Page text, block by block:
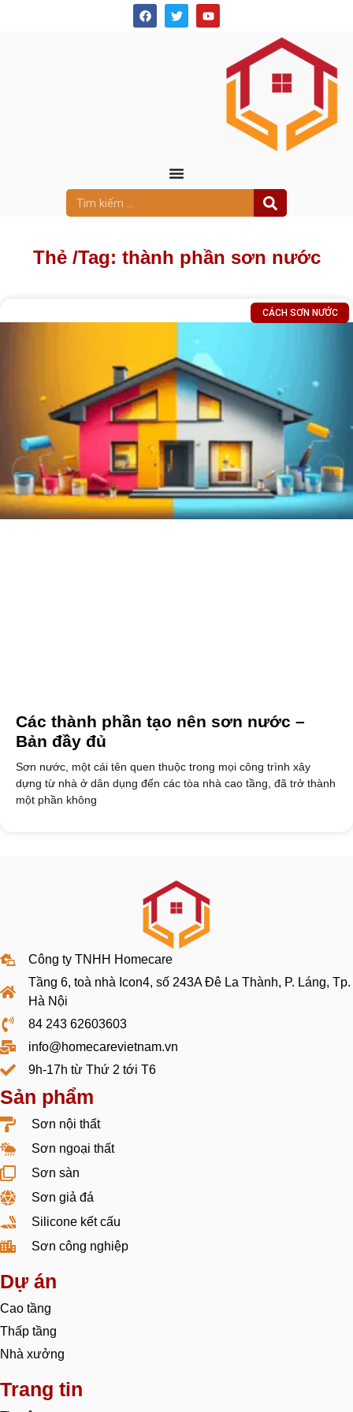
Thẻ /Tag: thành phần sơn nước
CÁCH SƠN NƯỚC
Các thành phần tạo nên sơn nước –
Bản đầy đủ
Sơn nước, một cái tên quen thuộc trong mọi công trình xây
dựng từ nhà ở dân dụng đến các tòa nhà cao tầng, đã trở thành
một phần không
Công ty TNHH Homecare
Tầng 6, toà nhà Icon4, số 243A Đê La Thành, P. Láng, Tp.
Hà Nội
84 243 62603603
info@homecarevietnam.vn
9h-17h từ Thứ 2 tới T6
Sản phẩm
Sơn nội thất
Sơn ngoại thất
Sơn sàn
Sơn giả đá
Silicone kết cấu
Sơn công nghiệp
Dự án
Cao tầng
Thấp tầng
Nhà xưởng
Trang tin